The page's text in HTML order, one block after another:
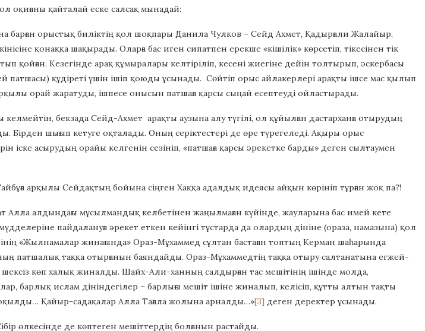
оқиғаны қайталай еске салсақ мынадай:
барған орыстық биліктің қол шоқпары Данила Чулков – Сейд Ахмет, Қадырғали Жалайыр,
қонаққа шақырады. Оларға бас иген сипатпен ерекше «кішілік» көрсетіп, тікесінен тік
қойған. Кезегінде арақ құмыралары келтіріліп, кесені жиегіне дейін толтырып, әскербасы
патшасы) құдіреті үшін ішіп қоюды ұсынады. Сөйтіп орыс айлакерлері арақты ішсе мас қылып
орай жаратуды, ішпесе онысын патшаға қарсы сыңай есептеуді ойластырады.
бекзада Сейд-Ахмет арақты аузына алу түгілі, ол құйылған дастарханға отырудың
Бірден шығып кетуге оқталады. Оның серіктестері де өре түрегеледі. Ақыры орыс
іске асырудың орайы келгенін сезініп, «патшаға қарсы әрекетке барды» деген сылтаумен
арқылы Сейдақтың бойына сіңген Хаққа адалдық идеясы айқын көрініп тұрған жоқ па?!
Алла алдындағы мұсылмандық келбетінен жаңылмаған күйінде, жауларына бас имей кете
пайдалануға әрекет еткен кейінгі тұстарда да олардың дініне (ораза, намазына) қол
«Жылнамалар жинағында» Ораз-Мұхаммед сұлтан бастаған топтың Керман шаһарында
патшалық таққа отырғанын баяндайды. Ораз-Мұхаммедтің таққа отыру салтанатына егжей-
көп халық жиналды. Шайх-Али-ханның салдырған тас мешітінің ішінде молда,
барлық ислам дініндегілер – барлығы мешіт ішіне жиналып, келісіп, құтты алтын тақты
оқылды… Қайыр-садақалар Алла Тағала жолына арналды…»[3] деген деректер ұсынады.
өлкесінде де көптеген мешіттердің болғанын растайды.